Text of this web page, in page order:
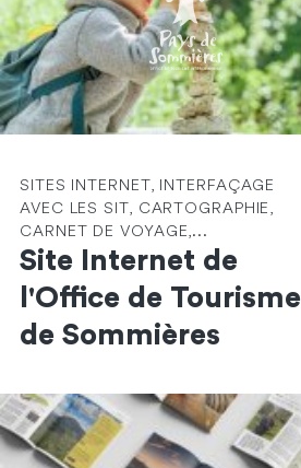
SITES INTERNET, INTERFAÇAGE
AVEC LES SIT, CARTOGRAPHIE,
CARNET DE VOYAGE,...
Site Internet de
l'Office de Tourisme
de Sommières